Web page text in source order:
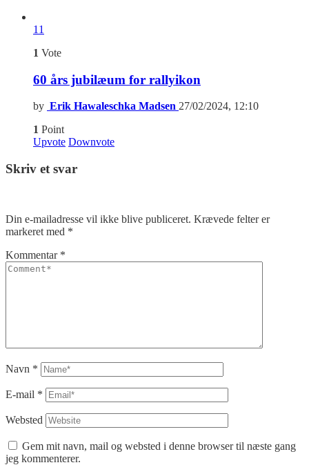
11
1 Vote
60 års jubilæum for rallyikon
by Erik Hawaleschka Madsen 27/02/2024, 12:10
1 Point
Upvote Downvote
Skriv et svar
Din e-mailadresse vil ikke blive publiceret. Krævede felter er
markeret med *
Kommentar *
Navn *
E-mail *
Websted
Gem mit navn, mail og websted i denne browser til næste gang
jeg kommenterer.